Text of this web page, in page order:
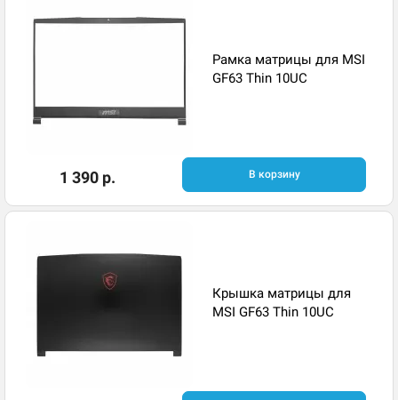
Рамка матрицы для MSI
GF63 Thin 10UC
1 390 р. В корзину
Крышка матрицы для
MSI GF63 Thin 10UC